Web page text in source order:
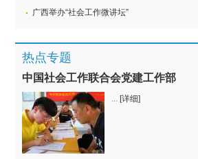
广西举办“社会工作微讲坛”
热点专题
中国社会工作联合会党建工作部
... [详细]